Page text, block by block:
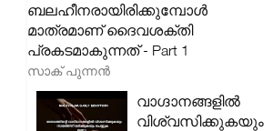
ബലഹീനരായിരിക്കുമ്പോൾ
മാത്രമാണ് ദൈവശക്തി
പ്രകടമാകുന്നത് - Part 1
സാക് പുന്നൻ
വാഗ്ദാനങ്ങളിൽ
വിശ്വസിക്കുകയും